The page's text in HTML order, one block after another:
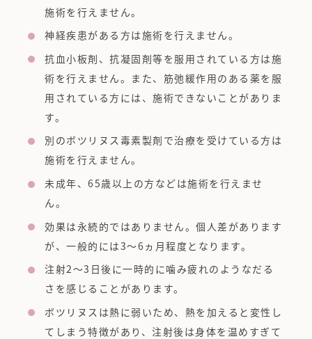
施術を行えません。
神経疾患がある方は施術を行えません。
抗血小板剤、抗凝固剤等を服用されている方は施
術を行えません。また、筋弛緩作用のある薬を服
用されている方には、施術できないことがありま
す。
別のボツリヌス毒素製剤で治療を受けている方は
施術を行えません。
未成年、65歳以上の方などは施術を行えませ
ん。
効果は永続的ではありません。個人差があります
が、一般的には3〜6ヵ月程度となります。
注射2〜3日後に一時的に噛み疲れのようなだる
さを感じることがあります。
ボツリヌスは熱に弱いため、熱を加えると変性し
てしまう特徴があり、注射後は身体を温めすぎて